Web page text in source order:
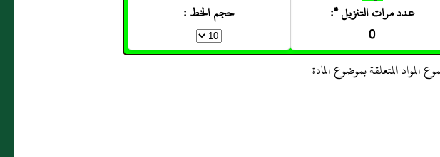
عدد مرات التنزيل *:
0
حجم الخط :